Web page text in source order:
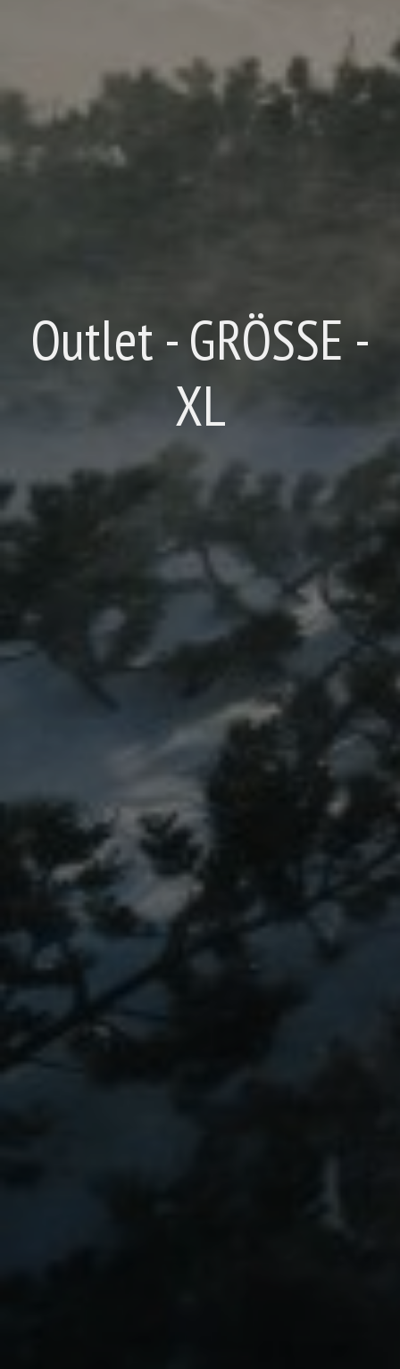
Outlet - GRÖSSE -
XL